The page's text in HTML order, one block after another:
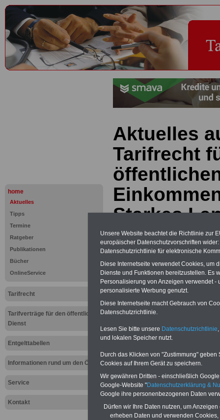
home
Aktuelles
Tipps
Termine
Ratgeber
Publikationen
Bücher
OnlineService
Tarifrecht
Tarifverträge für den öffentlichen
Dienst
Entgelttabellen
Informationen rund um den ÖD
Service
Kontakt
Aktuelles
Tarifrecht
Starkes
Löhne!
Truck auf
02.02.2012
Für nur 15 Euro (inkl. MwSt.)
können Sie mehr als zehn
ausdrucken. Der PDF-
zum Tarifrecht für den
das mindestens einmal im
Komfort: Sie können aus
direkt zur weiterführenden
mehrere OnlineBücher bzw.
Beamtinnen und Beamte mit
Unsere Website beachtet die Richtlinie zur
europäischer Datenschutzvorschriften
Datenschutzrichtlinie für elektronische
Diese Internetseite verwendet Cookies, um
Dienste und Funktionen bereitzustellen. Es
Personalisierung von Anzeigen verwendet
personalisierte Werbung genutzt.
Diese Internetseite macht Gebrauch von
Datenschutzrichtlinie.
Lesen Sie bitte unsere Datenschutzrichtlinie
und lokalen Speicher nutzt.
Durch das Klicken von "Zustimmung"
Cookies auf Ihrem Gerät zu speichern.
Wir gewähren Dritten - einschließlich
Google-Website "Datenschutzerklärung &
Google ihre personenbezogenen Daten
Dürfen wir Ihre Daten nutzen, um
erheben Daten und verwenden